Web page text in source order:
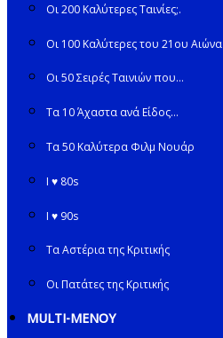
Οι 200 Καλύτερες Ταινίες;.
Οι 100 Καλύτερες του 21ου Αιώνα
Οι 50 Σειρές Ταινιών που…
Τα 10 Άχαστα ανά Είδος…
Τα 50 Καλύτερα Φιλμ Νουάρ
I ♥ 80s
I ♥ 90s
Τα Αστέρια της Κριτικής
Οι Πατάτες της Κριτικής
MULTI-ΜΕΝΟΥ